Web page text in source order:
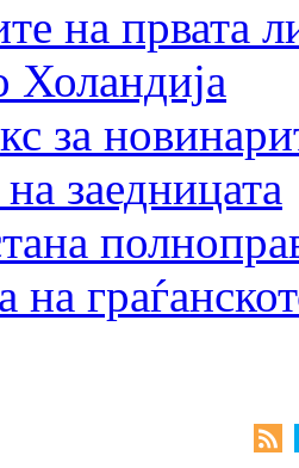
на првата
Холандија
за
заедницата
на